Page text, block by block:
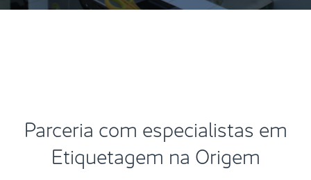
Parceria com especialistas em
Etiquetagem na Origem